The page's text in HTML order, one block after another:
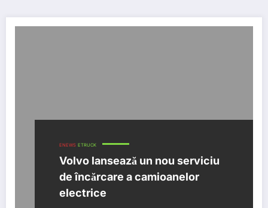
ENEWS ETRUCK
Volvo lansează un nou serviciu
de încărcare a camioanelor
electrice